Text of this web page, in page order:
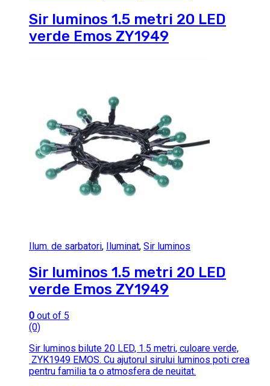
Sir luminos 1.5 metri 20 LED
verde Emos ZY1949
Ilum. de sarbatori, Iluminat, Sir luminos
Sir luminos 1.5 metri 20 LED
verde Emos ZY1949
0 out of 5
(0)
Sir luminos bilute 20 LED, 1.5 metri, culoare verde,
ZYK1949 EMOS. Cu ajutorul sirului luminos poti crea
pentru familia ta o atmosfera de neuitat.